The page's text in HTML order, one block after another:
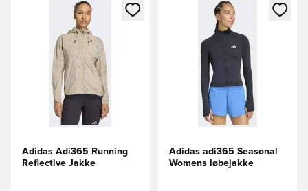
Åbner en Modal til at logge ind eller tilmelde dig som
Adidas Adi365 Running
Reflective Jakke
Åbner en Modal til at logge
Adidas adi365 Seasonal
Womens løbejakke